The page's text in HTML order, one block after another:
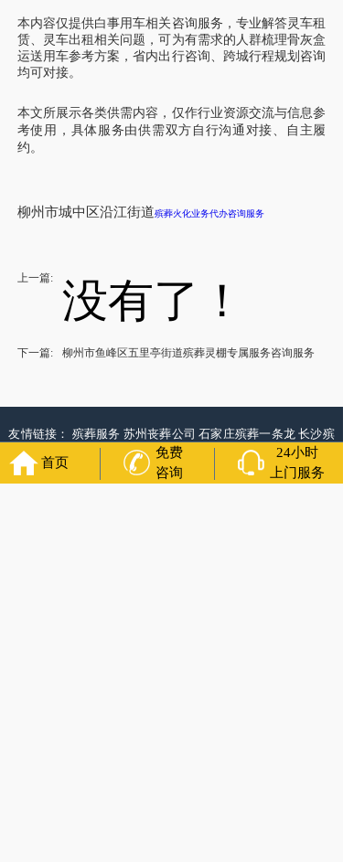
本内容仅提供白事用车相关咨询服务，专业解答灵车租
赁、灵车出租相关问题，可为有需求的人群梳理骨灰盒
运送用车参考方案，省内出行咨询、跨城行程规划咨询
均可对接。
本文所展示各类供需内容，仅作行业资源交流与信息参
考使用，具体服务由供需双方自行沟通对接、自主履
约。
柳州市城中区沿江街道殡葬火化业务代办咨询服务
上一篇: 没有了！
下一篇: 柳州市鱼峰区五里亭街道殡葬灵棚专属服务咨询服务
友情链接： 殡葬服务 苏州丧葬公司石家庄殡葬一条龙长沙殡
葬服务公司
南昌青山湖遗体转运 呼和浩特灵车出租公司哈尔
滨道里区丧葬用品
西宁城东区白事服务
潍坊奎文区殡仪馆服
务乳山寿衣店铺杭州上城区灵堂布置沈阳浑南区殡葬平台中
首页
免费
咨询
24小时
上门服务